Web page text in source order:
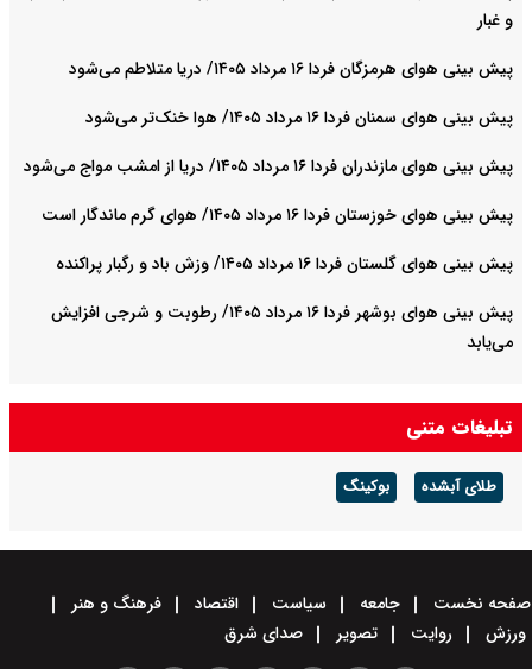
و غبار
پیش بینی هوای هرمزگان فردا ۱۶ مرداد ۱۴۰۵/ دریا متلاطم می‌شود
پیش بینی هوای سمنان فردا ۱۶ مرداد ۱۴۰۵/ هوا خنک‌تر می‌شود
پیش بینی هوای مازندران فردا ۱۶ مرداد ۱۴۰۵/ دریا از امشب مواج می‌شود
پیش بینی هوای خوزستان فردا ۱۶ مرداد ۱۴۰۵/ هوای گرم ماندگار است
پیش بینی هوای گلستان فردا ۱۶ مرداد ۱۴۰۵/ وزش باد و رگبار پراکنده
پیش بینی هوای بوشهر فردا ۱۶ مرداد ۱۴۰۵/ رطوبت و شرجی افزایش
می‌یابد
تبلیغات متنی
طلای آبشده بوکینگ
صفحه نخست جامعه سیاست اقتصاد
فرهنگ و هنر
ورزش
روایت تصویر صدای شرق